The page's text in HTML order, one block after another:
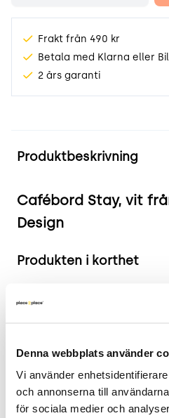
Denna webbplats använder
Vi använder
och annonserna till
för sociala medier och
Frakt från 490 kr
Betala med Klarna eller
2 års garanti
Produktbeskrivning
Cafébord Stay, vit
Design
Produkten i korthet
Färg och material:
2 års garanti
Mer om Stay
Stay från Johanson Design